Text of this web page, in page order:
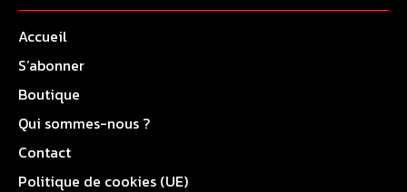
Accueil
S’abonner
Boutique
Qui sommes-nous ?
Contact
Politique de cookies (UE)